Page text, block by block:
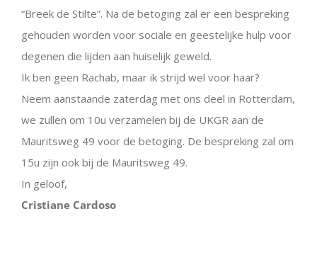
“Breek de Stilte”. Na de betoging zal er een bespreking
gehouden worden voor sociale en geestelijke hulp voor
degenen die lijden aan huiselijk geweld.
Ik ben geen Rachab, maar ik strijd wel voor haar?
Neem aanstaande zaterdag met ons deel in Rotterdam,
we zullen om 10u verzamelen bij de UKGR aan de
Mauritsweg 49 voor de betoging. De bespreking zal om
15u zijn ook bij de Mauritsweg 49.
In geloof,
Cristiane Cardoso